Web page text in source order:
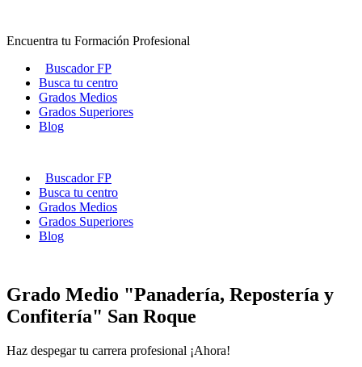
contenido
Encuentra tu Formación Profesional
Buscador FP
Busca tu centro
Grados Medios
Grados Superiores
Blog
Buscador FP
Busca tu centro
Grados Medios
Grados Superiores
Blog
Grado Medio "Panadería, Repostería y
Confitería" San Roque
Haz despegar tu carrera profesional ¡Ahora!